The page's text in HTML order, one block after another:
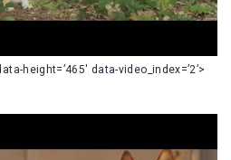
height=’465′ data-video_index=’2’>